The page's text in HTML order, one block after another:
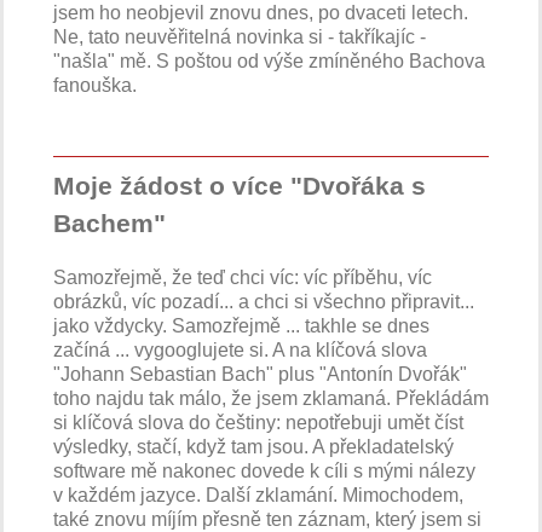
jsem ho neobjevil znovu dnes, po dvaceti letech.
Ne, tato neuvěřitelná novinka si - takříkajíc -
"našla" mě. S poštou od výše zmíněného Bachova
fanouška.
Moje žádost o více "Dvořáka s
Bachem"
Samozřejmě, že teď chci víc: víc příběhu, víc
obrázků, víc pozadí... a chci si všechno připravit...
jako vždycky. Samozřejmě ... takhle se dnes
začíná ... vygooglujete si. A na klíčová slova
"Johann Sebastian Bach" plus "Antonín Dvořák"
toho najdu tak málo, že jsem zklamaná. Překládám
si klíčová slova do češtiny: nepotřebuji umět číst
výsledky, stačí, když tam jsou. A překladatelský
software mě nakonec dovede k cíli s mými nálezy
v každém jazyce. Další zklamání. Mimochodem,
také znovu míjím přesně ten záznam, který jsem si